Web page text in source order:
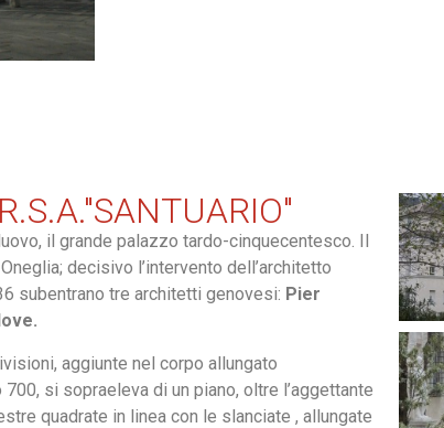
il grande palazzo tardo-cinquecentesco. Il
decisivo l’intervento dell’architetto
subentrano tre architetti genovesi: Pier
aggiunte nel corpo allungato
si sopraeleva di un piano, oltre l’aggettante
quadrate in linea con le slanciate , allungate